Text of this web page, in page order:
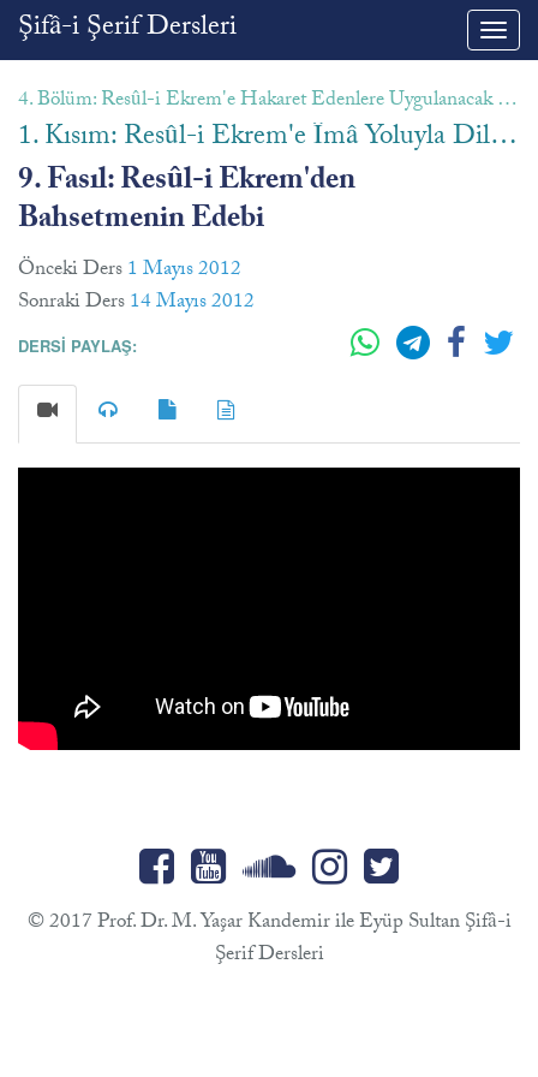
Şifâ-i Şerif Dersleri
4. Bölüm: Resûl-i Ekrem'e Hakaret Edenlere Uygulanacak Dinî Hükümler
1. Kısım: Resûl-i Ekrem'e Îmâ Yoluyla Dil Uzatan veya Onu Açıkça Küçümsemeye Kalkan Kimsenin Durumu
9. Fasıl: Resûl-i Ekrem'den
Bahsetmenin Edebi
Önceki Ders1 Mayıs 2012
Sonraki Ders14 Mayıs 2012
DERSİ PAYLAŞ:
© 2017 Prof. Dr. M. Yaşar Kandemir ile Eyüp Sultan Şifâ-i
Şerif Dersleri